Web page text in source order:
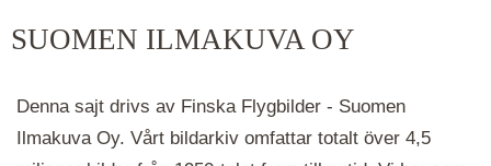
hålla ned ctrl-tangenten och scrolla.
SUOMEN ILMAKUVA OY
Denna sajt drivs av Finska Flygbilder - Suomen
Ilmakuva Oy. Vårt bildarkiv omfattar totalt över 4,5